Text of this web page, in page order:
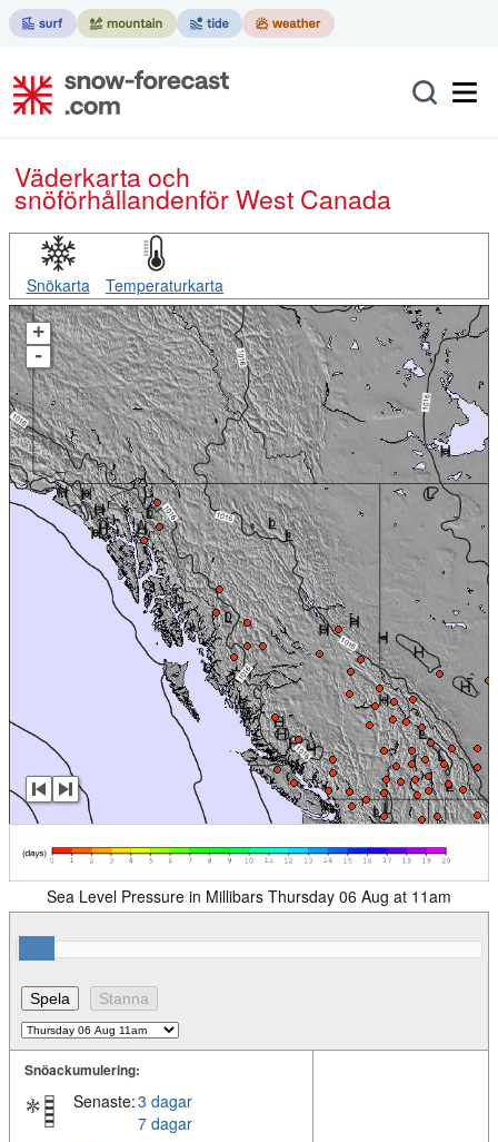
Väderkarta och
snöförhållandenför West Canada
Snökarta Temperaturkarta
+
-
Sea Level Pressure in Millibars Thursday 06 Aug at 11am
Snöackumulering:
Senaste:3 dagar
7 dagar